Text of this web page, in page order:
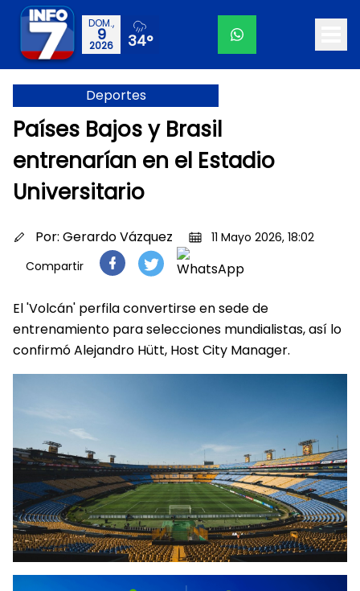
DOM.,
9
2026 34°
Deportes
Países Bajos y Brasil
entrenarían en el Estadio
Universitario
Por: Gerardo Vázquez
11 Mayo 2026, 18:02
Compartir
El 'Volcán' perfila convertirse en sede de
entrenamiento para selecciones mundialistas, así lo
confirmó Alejandro Hütt, Host City Manager.